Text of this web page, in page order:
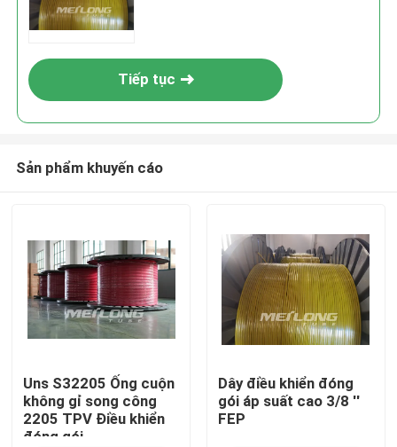
Tiếp tục
Sản phẩm khuyến cáo
Uns S32205 Ống cuộn
không gỉ song công
2205 TPV Điều khiển
đóng gói
Dây điều khiển đóng
gói áp suất cao 3/8 ''
FEP